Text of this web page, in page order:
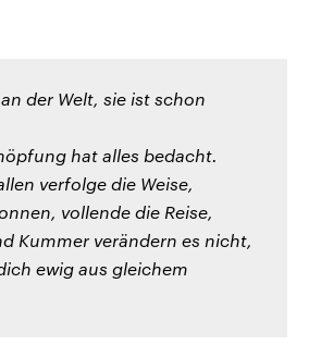
der Welt, sie ist schon
hat alles bedacht.
verfolge die Weise,
vollende die Reise,
Kummer verändern es nicht,
ewig aus gleichem